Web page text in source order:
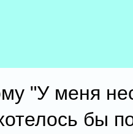
"У меня
бы